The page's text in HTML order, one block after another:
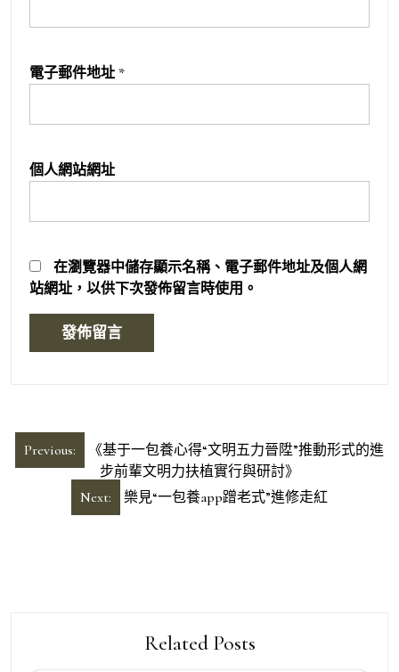
電子郵件地址 *
個人網站網址
在瀏覽器中儲存顯示名稱、電子郵件地址及個人網
站網址，以供下次發佈留言時使用。
文
章
Previous:
《基于一包養心得“文明五力晉陞”推動形式的進
步前輩文明力扶植實行與研討》
Next:
樂見“一包養app蹭老式”進修走紅
Related Posts